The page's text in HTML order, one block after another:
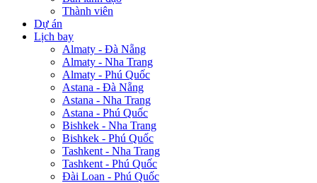
Thành viên
Dự án
Lịch bay
Almaty - Đà Nẵng
Almaty - Nha Trang
Almaty - Phú Quốc
Astana - Đà Nẵng
Astana - Nha Trang
Astana - Phú Quốc
Bishkek - Nha Trang
Bishkek - Phú Quốc
Tashkent - Nha Trang
Tashkent - Phú Quốc
Đài Loan - Phú Quốc